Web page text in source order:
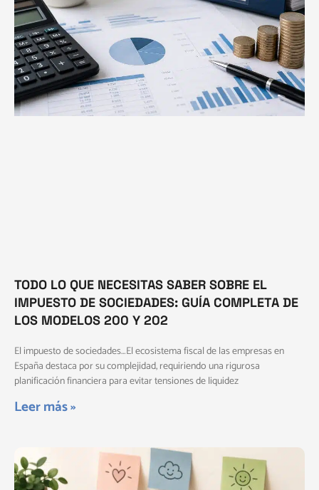
TODO LO QUE NECESITAS SABER SOBRE EL
IMPUESTO DE SOCIEDADES: GUÍA COMPLETA DE
LOS MODELOS 200 Y 202
El impuesto de sociedades…El ecosistema fiscal de las empresas en
España destaca por su complejidad, requiriendo una rigurosa
planificación financiera para evitar tensiones de liquidez
Leer más »